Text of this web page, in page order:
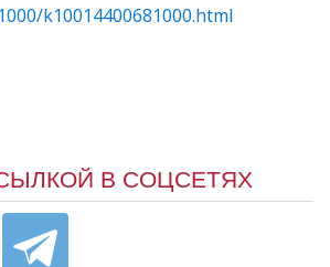
k10014400681000.html
В СОЦСЕТЯХ